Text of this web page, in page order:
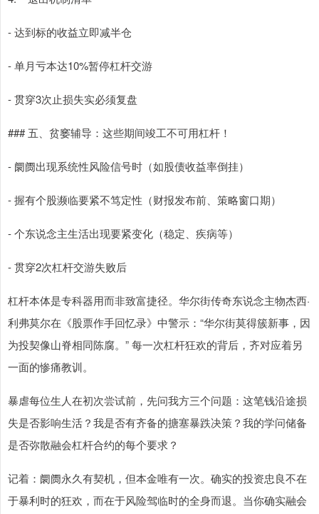
- 达到标的收益立即减半仓
- 单月亏本达10%暂停杠杆交游
- 贯穿3次止损失实必须复盘
### 五、贫窭辅导：这些期间竣工不可用杠杆！
- 阛阓出现系统性风险信号时（如股债收益率倒挂）
- 握有个股濒临要紧不笃定性（财报发布前、策略窗口期）
- 个东说念主生活出现要紧变化（稳定、疾病等）
- 贯穿2次杠杆交游失败后
杠杆本体是专科器用而非致富捷径。华尔街传奇东说念主物杰西·
利弗莫尔在《股票作手回忆录》中警示：“华尔街莫得簇新事，因
为投契像山脊相同陈腐。” 每一次杠杆狂欢的背后，齐对应着另
一面的惨痛教训。
暴虐每位生人在初次尝试前，先问我方三个问题：这笔钱沿途损
失是否影响生活？我是否有齐备的搪塞暴跌决策？我的学问储备
是否弥散融会杠杆合约的每个要求？
记着：阛阓永久有契机，但本金唯有一次。确实的投资忠良不在
于暴利时的狂欢，而在于风险驾临时的全身而退。当你确实融会